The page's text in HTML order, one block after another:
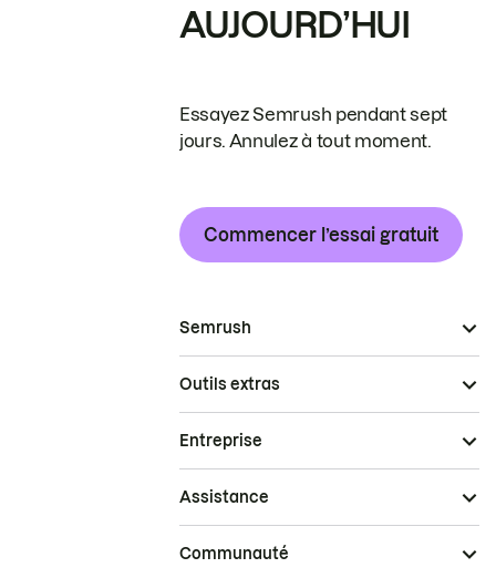
AUJOURD’HUI
Essayez Semrush pendant sept
jours. Annulez à tout moment.
Commencer l’essai gratuit
Semrush
Outils extras
Entreprise
Assistance
Communauté